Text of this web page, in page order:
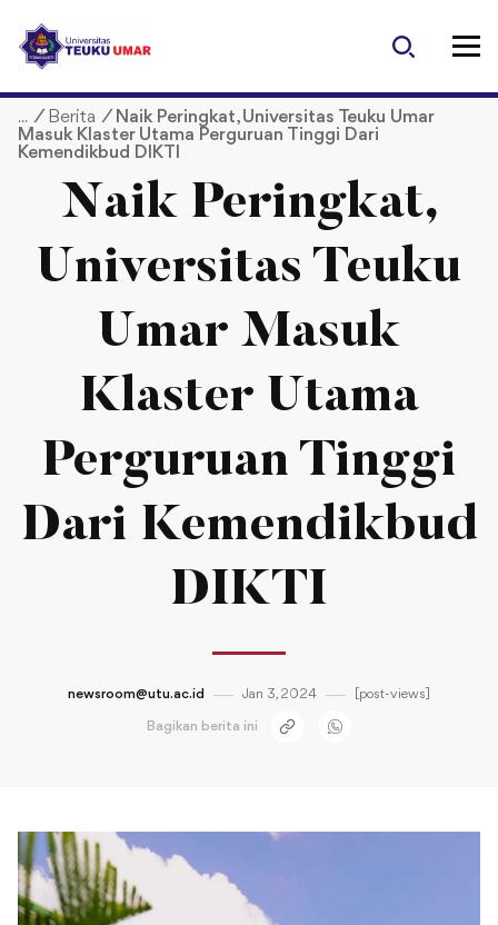
p
/ Berita / Naik Peringkat, Universitas Teuku Umar
Masuk Klaster Utama Perguruan Tinggi Dari
Kemendikbud DIKTI
Naik Peringkat,
Universitas Teuku
Umar Masuk
Klaster Utama
Perguruan Tinggi
Dari Kemendikbud
DIKTI
newsroom@utu.ac.id Jan 3, 2024 [post-views]
Bagikan berita ini